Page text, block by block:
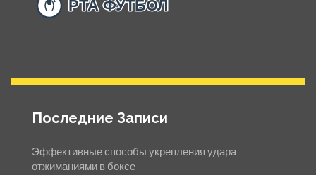
Последние Записи
Эффективные способы укрепления удара
отжиманиями в боксе